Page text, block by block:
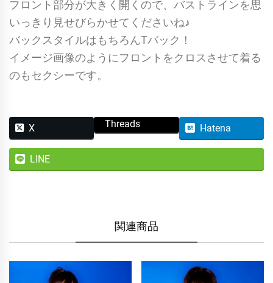
フロント部分が大きく開くので、バストラインを思
いっきり見せびらかせてくださいね♪
バックスタイルはもちろんTバック！
イメージ画像のようにフロントをクロスさせて着る
のもセクシーです。
X Threads Hatena
LINE
関連商品